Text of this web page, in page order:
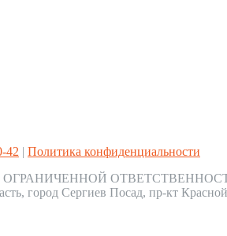
42 | Политика конфиденциальности
город Сергиев Посад, пр-кт